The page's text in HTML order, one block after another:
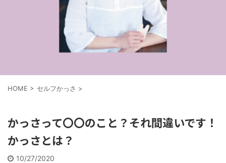
HOME > セルフかっさ >
かっさって〇〇のこと？それ間違いです！
かっさとは？
10/27/2020